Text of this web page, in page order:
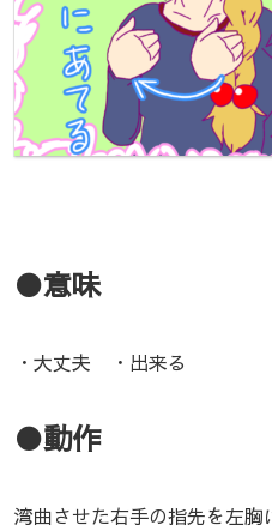
●意味
・大丈夫 ・出来る
●動作
湾曲させた右手の指先を左胸